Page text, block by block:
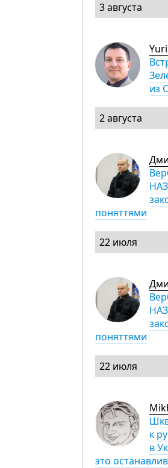
3 августа
из
2 августа
поняттями
22 июля
поняттями
22 июля
к
в
это